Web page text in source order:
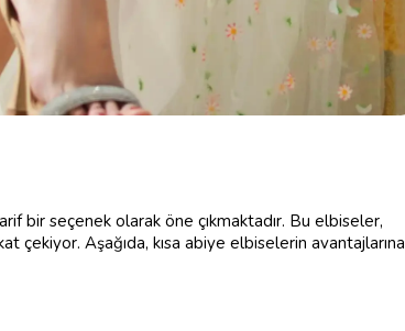
bir seçenek olarak öne çıkmaktadır. Bu elbiseler,
çekiyor. Aşağıda, kısa abiye elbiselerin avantajlarına